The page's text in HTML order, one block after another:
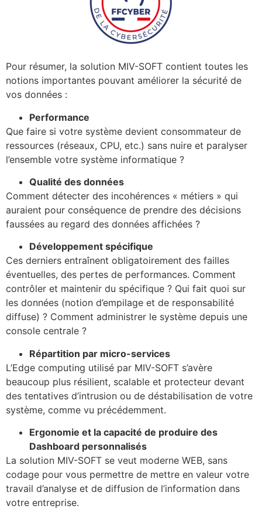
Pour résumer, la solution MIV-SOFT contient toutes les
notions importantes pouvant améliorer la sécurité de
vos données :
Performance
Que faire si votre système devient consommateur de
ressources (réseaux, CPU, etc.) sans nuire et paralyser
l’ensemble votre système informatique ?
Qualité des données
Comment détecter des incohérences « métiers » qui
auraient pour conséquence de prendre des décisions
faussées au regard des données affichées ?
Développement spécifique
Ces derniers entraînent obligatoirement des failles
éventuelles, des pertes de performances. Comment
contrôler et maintenir du spécifique ? Qui fait quoi sur
les données (notion d’empilage et de responsabilité
diffuse) ? Comment administrer le système depuis une
console centrale ?
Répartition par micro-services
L’Edge computing utilisé par MIV-SOFT s’avère
beaucoup plus résilient, scalable et protecteur devant
des tentatives d’intrusion ou de déstabilisation de votre
système, comme vu précédemment.
Ergonomie et la capacité de produire des
Dashboard personnalisés
La solution MIV-SOFT se veut moderne WEB, sans
codage pour vous permettre de mettre en valeur votre
travail d’analyse et de diffusion de l’information dans
votre entreprise.